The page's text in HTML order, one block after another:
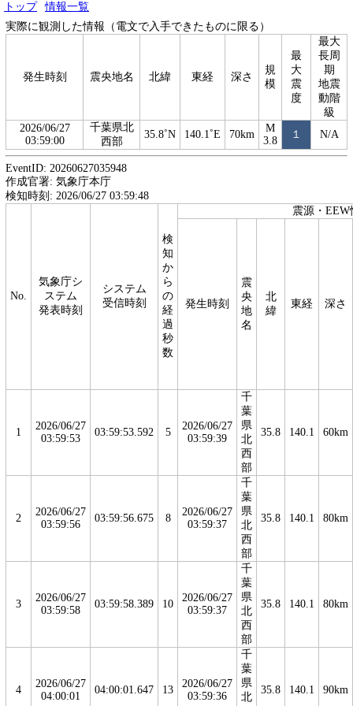
トップ
情報一覧
実際に観測した情報（電文で入手できたものに限る）
発生時刻 震央地名 北緯 東経 深さ
規
模
最
大
震
度
最大
長周
期
地震
動階
級
2026/06/27
03:59:00
千葉県北
西部
35.8˚N 140.1˚E 70km
M
3.8
１ N/A
EventID: 20260627035948
作成官署: 気象庁本庁
検知時刻: 2026/06/27 03:59:48
No.
気象庁シ
ステム
発表時刻
システム
受信時刻
検
知
か
ら
の
経
過
秒
数
震源・EEW
発生時刻
震
央
地
名
北
緯
東経 深さ
1
2026/06/27
03:59:53
03:59:53.592 5
2026/06/27
03:59:39
千
葉
県
北
西
部
35.8 140.1 60km
2
2026/06/27
03:59:56
03:59:56.675 8
2026/06/27
03:59:37
千
葉
県
北
西
部
35.8 140.1 80km
3
2026/06/27
03:59:58
03:59:58.389 10
2026/06/27
03:59:37
千
葉
県
北
西
部
35.8 140.1 80km
4
2026/06/27
04:00:01
04:00:01.647 13
2026/06/27
03:59:36
千
葉
県
北
35.8 140.1 90km